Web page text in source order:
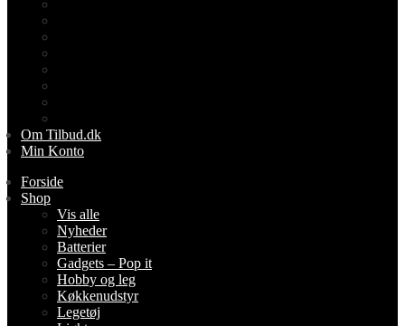
Om Tilbud.dk
Min Konto
Forside
Shop
Vis alle
Nyheder
Batterier
Gadgets – Pop it
Hobby og leg
Køkkenudstyr
Legetøj